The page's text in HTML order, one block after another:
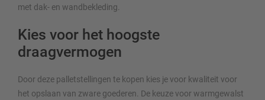
met dak- en wandbekleding.
Kies voor het hoogste
draagvermogen
Door deze palletstellingen te kopen kies je voor kwaliteit voor
het opslaan van zware goederen. De keuze voor warmgewalst